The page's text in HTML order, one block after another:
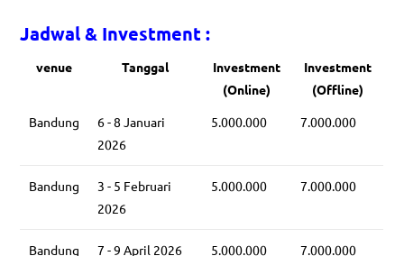
Jadwal & Investment :
venue Tanggal
Investment
(Online)
Investment
(Offline)
Bandung
6 - 8 Januari
2026
5.000.000 7.000.000
Bandung
3 - 5 Februari
2026
5.000.000 7.000.000
Bandung 7 - 9 April 2026 5.000.000 7.000.000